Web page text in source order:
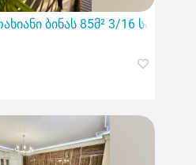
ბინას 85მ² 3/16 სართ